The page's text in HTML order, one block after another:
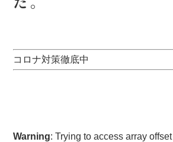
コロナ対策徹底中
Warning: Trying to access array